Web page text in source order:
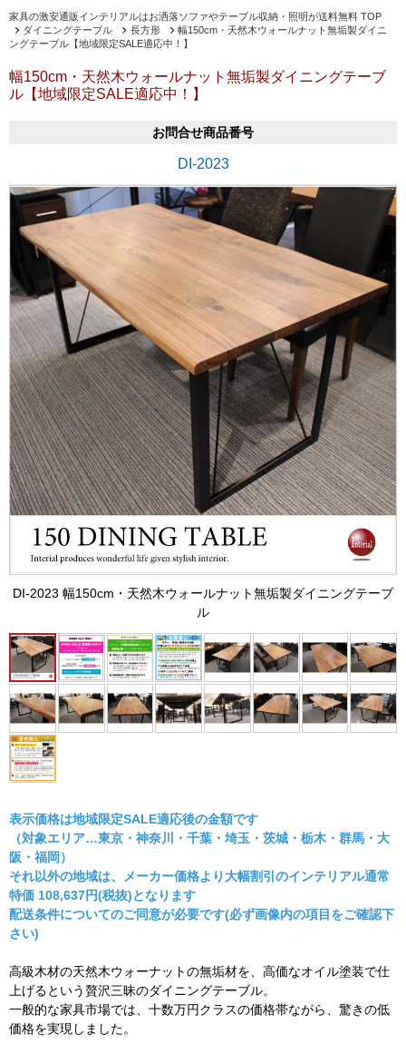
家具の激安通販インテリアルはお洒落ソファやテーブル収納・照明が送料無料 TOP
ダイニングテーブル
長方形
幅150cm・天然木ウォールナット無垢製ダイニ
ングテーブル【地域限定SALE適応中！】
幅150cm・天然木ウォールナット無垢製ダイニングテーブ
ル【地域限定SALE適応中！】
お問合せ商品番号
DI-2023
DI-2023 幅150cm・天然木ウォールナット無垢製ダイニングテーブ
ル
表示価格は地域限定SALE適応後の金額です
（対象エリア…東京・神奈川・千葉・埼玉・茨城・栃木・群馬・大
阪・福岡）
それ以外の地域は、メーカー価格より大幅割引のインテリアル通常
特価 108,637円(税抜)となります
配送条件についてのご同意が必要です(必ず画像内の項目をご確認下
さい)
高級木材の天然木ウォーナットの無垢材を、高価なオイル塗装で仕
上げるという贅沢三昧のダイニングテーブル。
一般的な家具市場では、十数万円クラスの価格帯ながら、驚きの低
価格を実現しました。